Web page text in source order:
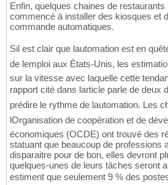
Enfin, quelques chaines de restaurants
commencé à installer des kiosques et
commande automatiques.
Sil est clair que lautomation est en
de lemploi aux États-Unis, les
sur la vitesse avec laquelle cette
rapport cité dans larticle parle de deux
prédire le rythme de lautomation. Les
lOrganisation de coopération et de
économiques (OCDE) ont trouvé des
statuant que beaucoup de professions
disparaitre pour de bon, elles devront
quelques-unes de leurs tâches seront
estiment que seulement 9 % des